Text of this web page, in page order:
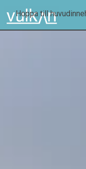
Hoppa till